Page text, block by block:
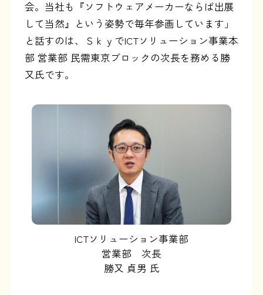
会。当社も『ソフトウェアメーカーならば出展
して当然』という姿勢で毎年参画しています」
と話すのは、ＳｋｙでICTソリューション事業本
部 営業部 民需東京ブロックの次長を務める勝
又氏です。
ICTソリューション事業部
営業部 次長
勝又 貞男 氏